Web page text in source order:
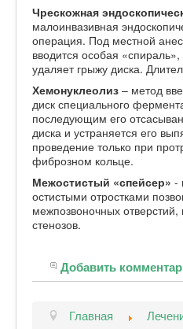
Чрескожная
малоинвазивная
операция. Под местной
вводится особая
удаляет грыжу диска.
Хемонуклеолиз – метод
диск специального
последующим его
диска и устраняется его
проведение только при
фиброзном кольце.
Межостистый «спейсер» -
остистыми отростками
межпозвоночных отверстий,
стенозов.
Добавить
Главная